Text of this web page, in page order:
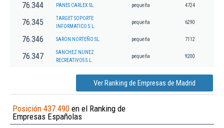
76.344 PANES CARLEX SL. pequeña 4724
76.345
TARGET SOPORTE
INFORMATICO S.L.
pequeña 6290
76.346 SARON NORTEÑO SL. pequeña 7112
76.347
SANCHEZ NUNEZ
RECREATIVOS S.L.
pequeña 9200
Ver Ranking de Empresas de Madrid
Posición 437.490 en el Ranking de
Empresas Españolas